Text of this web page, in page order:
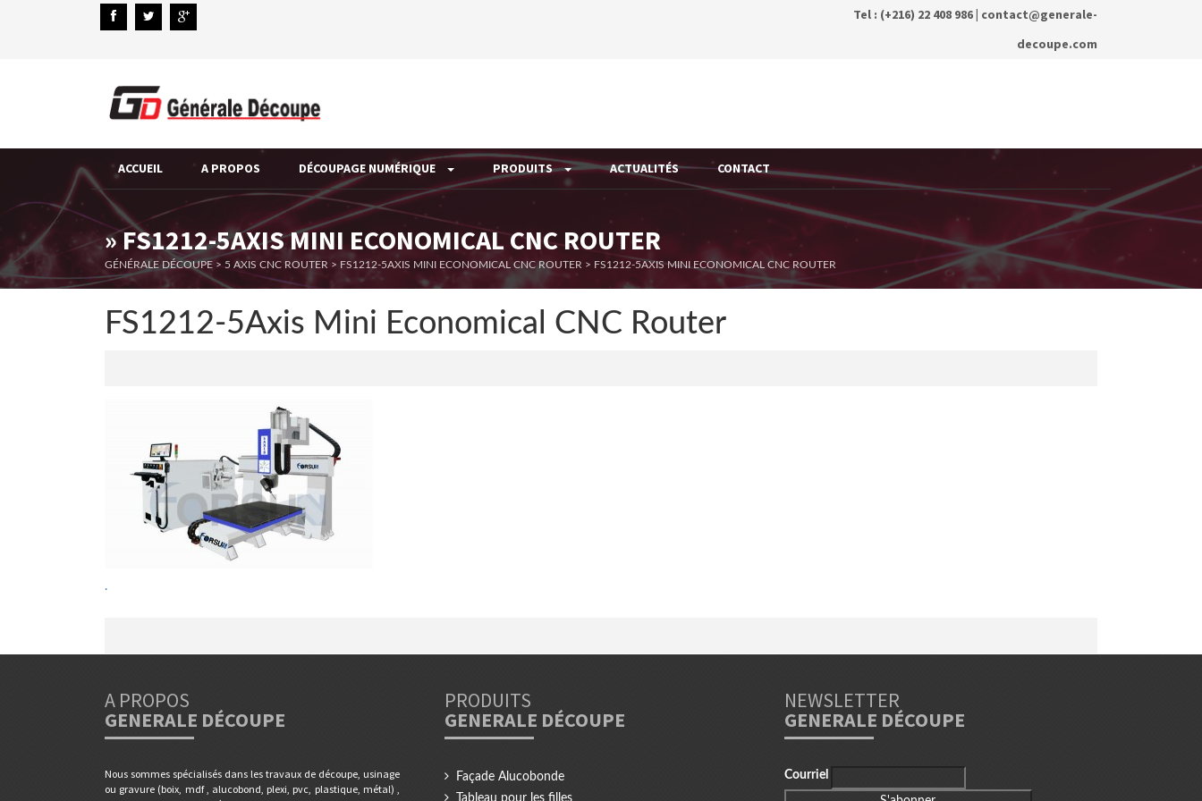
Tel : (+216) 22 408 986 | contact@generale-
decoupe.com
ACCUEIL A PROPOS DÉCOUPAGE NUMÉRIQUE PRODUITS ACTUALITÉS CONTACT
» FS1212-5AXIS MINI ECONOMICAL CNC ROUTER
GÉNÉRALE DÉCOUPE > 5 AXIS CNC ROUTER > FS1212-5AXIS MINI ECONOMICAL CNC ROUTER > FS1212-5AXIS MINI ECONOMICAL CNC ROUTER
FS1212-5Axis Mini Economical CNC Router
.
A PROPOS
GENERALE DÉCOUPE
Nous sommes spécialisés dans les travaux de découpe, usinage
ou gravure (boix, mdf , alucobond, plexi, pvc, plastique, métal) ,
PRODUITS
GENERALE DÉCOUPE
Façade Alucobonde
NEWSLETTER
GENERALE DÉCOUPE
Courriel